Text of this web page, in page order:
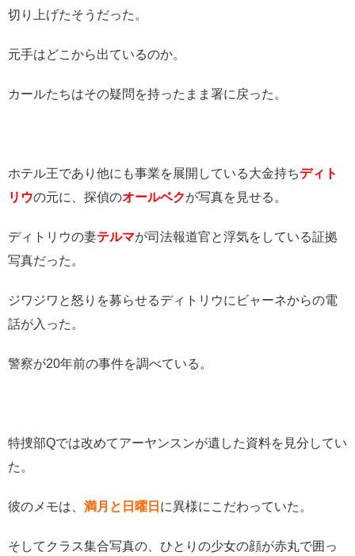
切り上げたそうだった。
元手はどこから出ているのか。
カールたちはその疑問を持ったまま署に戻った。
ホテル王であり他にも事業を展開している大金持ちディト
リウの元に、探偵のオールベクが写真を見せる。
ディトリウの妻テルマが司法報道官と浮気をしている証拠
写真だった。
ジワジワと怒りを募らせるディトリウにビャーネからの電
話が入った。
警察が20年前の事件を調べている。
特捜部Qでは改めてアーヤンスンが遺した資料を見分してい
た。
彼のメモは、 満月と日曜日 に異様にこだわっていた。
そしてクラス集合写真の、ひとりの少女の顔が赤丸で囲っ